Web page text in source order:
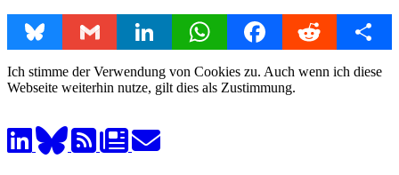
Bluesky Gmail LinkedIn WhatsAppFacebookReddit Share
Ich stimme der Verwendung von Cookies zu. Auch wenn ich diese
Webseite weiterhin nutze, gilt dies als Zustimmung.